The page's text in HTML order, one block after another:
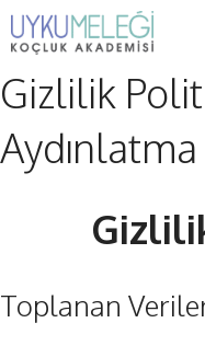
İçeriğe
atla
Gizlilik
Toplanan